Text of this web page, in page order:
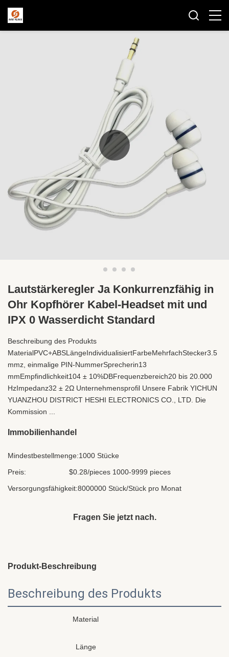
Lautstärkeregler Ja Konkurrenzfähig in
Ohr Kopfhörer Kabel-Headset mit und
IPX 0 Wasserdicht Standard
Beschreibung des Produkts
MaterialPVC+ABSLängeIndividualisiertFarbeMehrfachStecker3.5
mmz, einmalige PIN-NummerSprecherin13
mmEmpfindlichkeit104 ± 10%DBFrequenzbereich20 bis 20.000
HzImpedanz32 ± 2Ω Unternehmensprofil Unsere Fabrik YICHUN
YUANZHOU DISTRICT HESHI ELECTRONICS CO., LTD. Die
Kommission ...
Immobilienhandel
Mindestbestellmenge:1000 Stücke
Preis:
$0.28/pieces 1000-9999 pieces
Versorgungsfähigkeit:8000000 Stück/Stück pro Monat
Fragen Sie jetzt nach.
Produkt-Beschreibung
Beschreibung des Produkts
Material
Länge